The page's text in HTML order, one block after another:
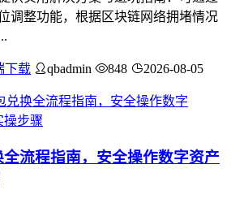
调整功能，根据区块链网络拥堵情况
下载 qbadmin 848 2026-08-05
流程指南，安全操作数字资产